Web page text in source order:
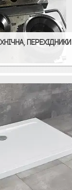
ПЕРЕХІДНИКИ